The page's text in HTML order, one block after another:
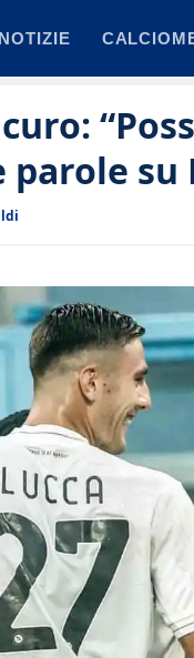
parole su